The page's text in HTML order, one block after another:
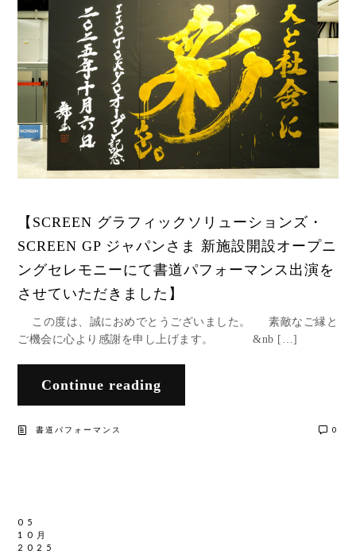
【SCREEN グラフィックソリューションズ・
SCREEN GP ジャパンさま 新施設開設オープニ
ングセレモニーにて書道パフォーマンス出演を
させていただきました】
この度は、誠におめでとうございました。 素敵なご縁と
ご機会に心より感謝を申し上げます。 &nb […]
Continue reading
書道パフォーマンス 0
05
10月
2025